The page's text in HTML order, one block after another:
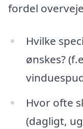
fordel
Hvilke
ønskes?
Hvor ofte
(dagligt,